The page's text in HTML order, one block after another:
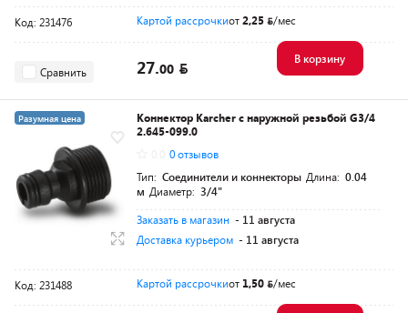
Код: 231476 Картой рассрочкиот2,25 /мес
Сравнить 27.00
В корзину
Разумная цена
Коннектор Karcher с наружной резьбой G3/4
2.645-099.0
0 отзывов
Тип: Соединители и коннекторы Длина: 0.04
м Диаметр: 3/4"
Заказать в магазин - 11 августа
Доставка курьером - 11 августа
Код: 231488 Картой рассрочкиот 1,50 /мес